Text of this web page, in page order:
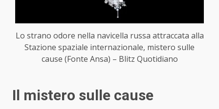
Lo strano odore nella navicella russa attraccata alla
Stazione spaziale internazionale, mistero sulle
cause (Fonte Ansa) – Blitz Quotidiano
Il mistero sulle cause